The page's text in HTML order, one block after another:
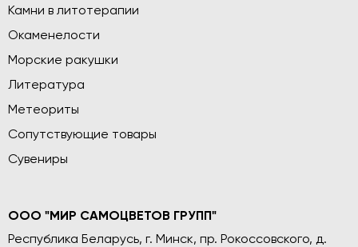
Камни в литотерапии
Окаменелости
Морские ракушки
Литература
Метеориты
Сопутствующие товары
Сувениры
ООО "МИР САМОЦВЕТОВ ГРУПП"
Республика Беларусь, г. Минск, пр. Рокоссовского, д.